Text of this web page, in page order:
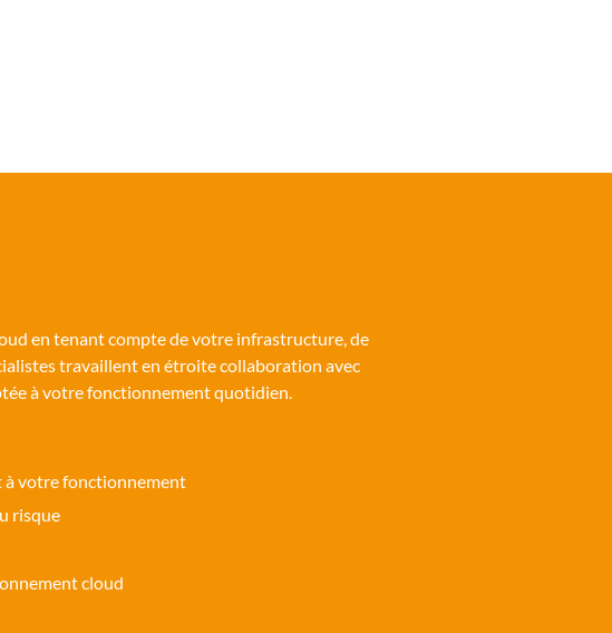
en tenant compte de votre infrastructure, de
travaillent en étroite collaboration avec
à votre fonctionnement quotidien.
à votre fonctionnement
risque
cloud